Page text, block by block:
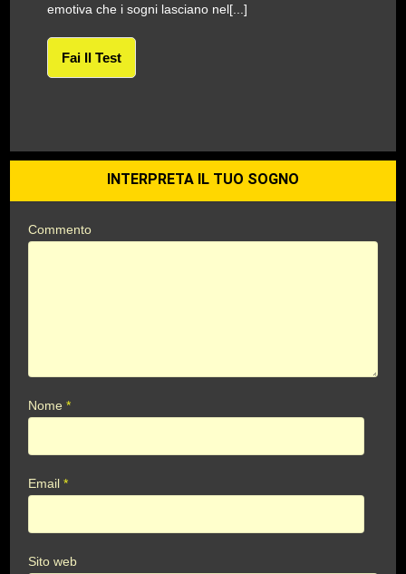
emotiva che i sogni lasciano nel[...]
Fai Il Test
INTERPRETA IL TUO SOGNO
Commento
Nome*
Email*
Sito web